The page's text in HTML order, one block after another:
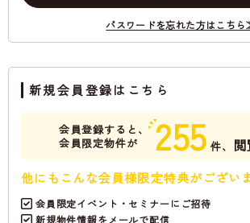
パスワードを忘れた方はこち
新規会員登録はこちら
会員登録すると、
会員限定物件が
255 件、
他にもこんな会員様限定特典がござい
会員限定イベント・セミナーにご招待
新規物件情報をメールで配信